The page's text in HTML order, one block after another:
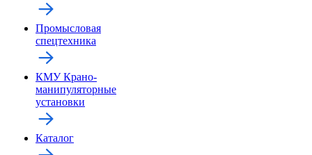
Промысловая
спецтехника
КМУ Крано-
манипуляторные
установки
Каталог